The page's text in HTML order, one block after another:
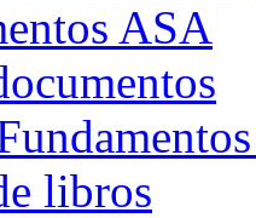
ASA
libros